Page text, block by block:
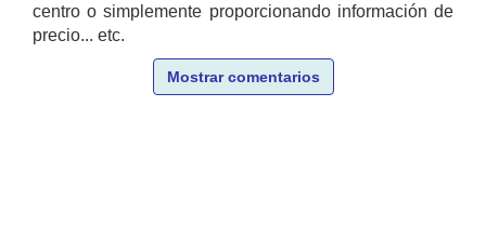
centro o simplemente proporcionando información de
precio... etc.
Mostrar comentarios